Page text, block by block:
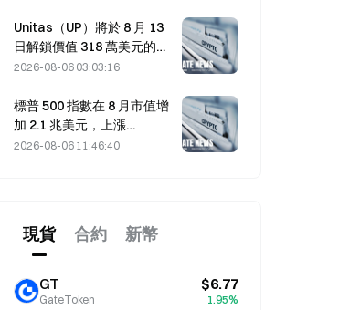
Unitas（UP）將於 8 月 13
日解鎖價值 318 萬美元的
938 萬枚代幣。
2026-08-06 03:03:16
標普 500 指數在 8 月市值增
加 2.1 兆美元，上漲
3.12%，而比特幣僅上漲
2026-08-06 11:46:40
現貨 合約 新幣
GT
GateToken
$6.77
1.95%